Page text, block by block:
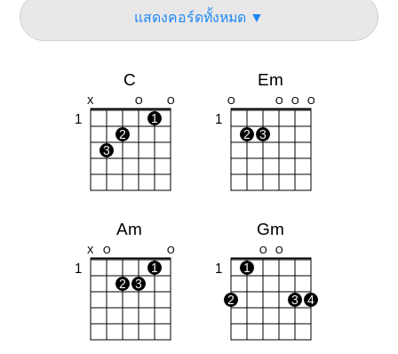
แสดงคอร์ดทั้งหมด ▼
C
X O O
1
1
2
3
Em
O O O O
1
2 3
Am
X O O
1
1
2
3
Gm
O O
1 1
2 3 4